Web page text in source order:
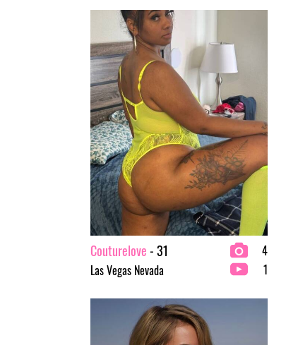
Couturelove- 31
Las Vegas Nevada
4
1